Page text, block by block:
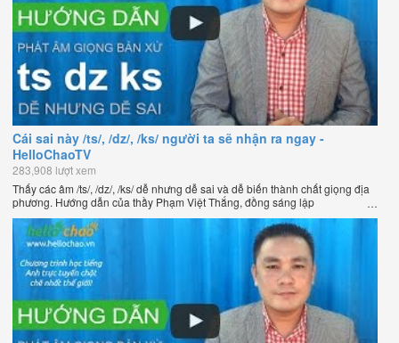
Cái sai này /ts/, /dz/, /ks/ người ta sẽ nhận ra ngay -
HelloChaoTV
283,908 lượt xem
Thấy các âm /ts/, /dz/, /ks/ dễ nhưng dễ sai và dễ biến thành chất giọng địa
phương. Hướng dẫn của thầy Phạm Việt Thắng, đồng sáng lập
HelloChao.vn - Chương trình dạy tiếng Anh trực tuyến chặt chẽ nhất thế
giới.